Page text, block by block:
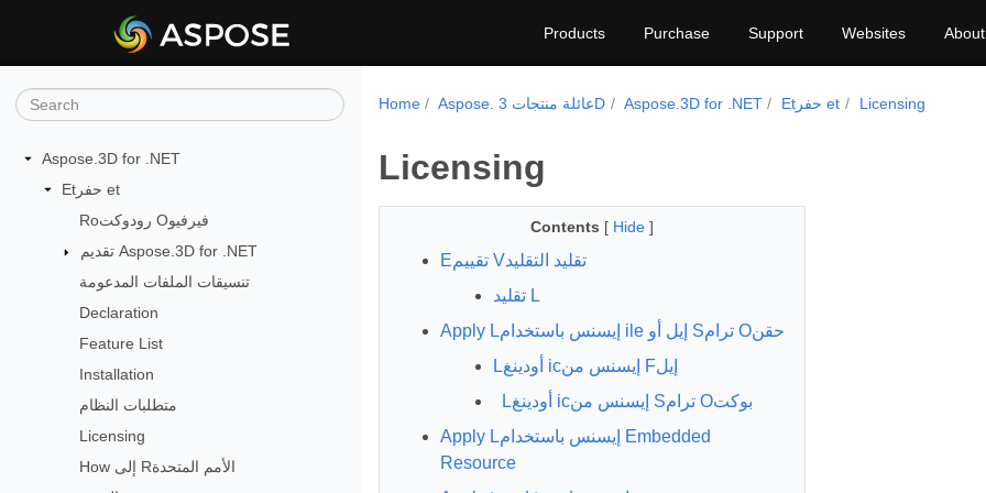
Products Purchase Support Websites About
Aspose.3D for .NET
Etحفر et
Roرودوكت Oفيرفيو
تقديم Aspose.3D for .NET
تنسيقات الملفات المدعومة
Declaration
Feature List
Installation
متطلبات النظام
Licensing
How إلى Rالأمم المتحدة
Home Aspose. عائلة منتجات 3D Aspose.3D for .NET Etحفر et Licensing
Licensing
Contents [ Hide ]
Eتقييم Vتقليد التقليد
تقليد L
Apply Lإيسنس باستخدام ile إيل أو Sترام Oحقن
Lأودينغ icإيسنس من Fإيل
Lأودينغ icإيسنس من Sترام Oبوكت
Apply Lإيسنس باستخدام Embedded
Resource